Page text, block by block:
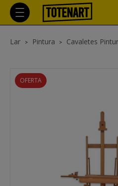
Lar Pintura Cavaletes
OFERTA